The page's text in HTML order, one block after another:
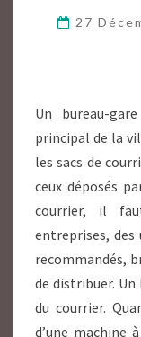
27
Un bureau-
principal de la
les sacs de
ceux déposés
courrier, il
entreprises, des
recommandés,
de distribuer.
du courrier.
d’une machine